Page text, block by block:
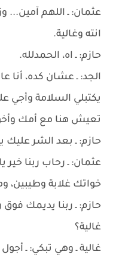
عثمان: ـ اللهم آمين...
انته وغالية.
حازم: ـ اه، الحمدلله.
الجد: ـ عشان كده، أنا
يكتبلي السلامة وأجي
تعيش هنا مع أمك
حازم: ـ بعد الشر عليك
عثمان: ـ رحاب ربنا
خواتك غلابة
حازم: ـ ربنا يديمك
غالية؟
غالية ـ وهي تبكي: ـ